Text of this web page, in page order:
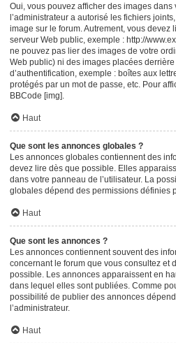
Oui, vous pouvez afficher des images dans
l’administrateur a autorisé les fichiers
image sur le forum. Autrement, vous devez
serveur Web public, exemple : http://
ne pouvez pas lier des images de votre
Web public) ni des images placées
d’authentification, exemple : boîtes aux
protégés par un mot de passe, etc. Pour
BBCode [img].
Haut
Que sont les annonces globales ?
Les annonces globales contiennent des
devez lire dès que possible. Elles
dans votre panneau de l’utilisateur. La
globales dépend des permissions définies
Haut
Que sont les annonces ?
Les annonces contiennent souvent des
concernant le forum que vous consultez et
possible. Les annonces apparaissent en
dans lequel elles sont publiées. Comme
possibilité de publier des annonces
l’administrateur.
Haut